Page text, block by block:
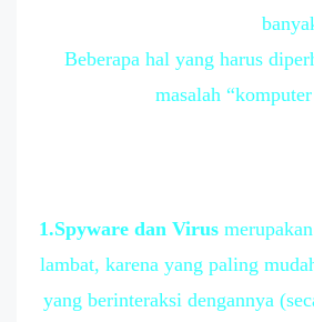
Beberapa hal yang harus
masalah
1.Spyware dan Virus
lambat, karena yang paling
yang berinteraksi dengannya